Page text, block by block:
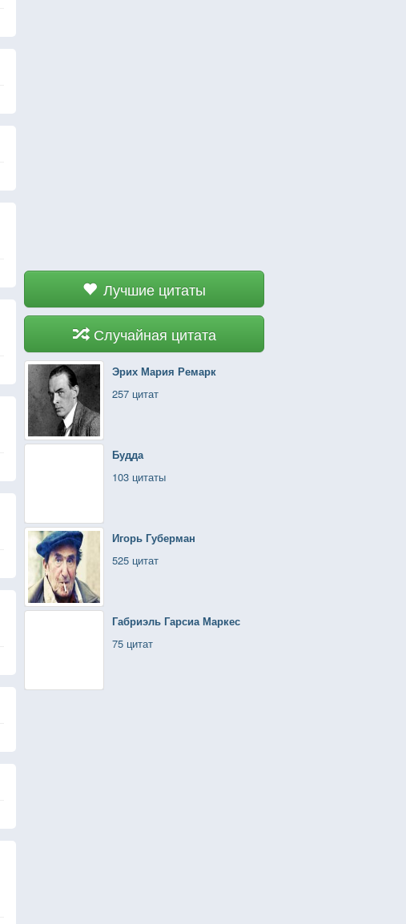
Лучшие цитаты
Случайная цитата
Эрих Мария Ремарк
257 цитат
Будда
103 цитаты
Игорь Губерман
525 цитат
Габриэль Гарсиа Маркес
75 цитат